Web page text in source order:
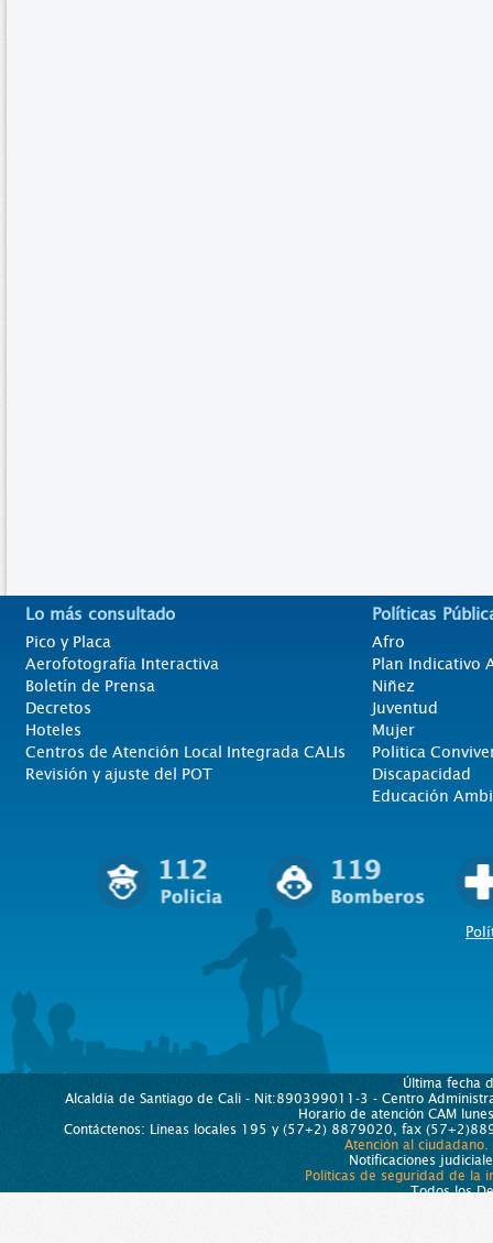
Lo más consultado
Pico y Placa
Aerofotografía Interactiva
Boletín de Prensa
Decretos
Hoteles
Centros de Atención Local Integrada CALIs
Revisión y ajuste del POT
Políticas
Afro
Plan Indicativo
Niñez
Juventud
Mujer
Politica
Discapacidad
Educación
Última fecha
Alcaldía de Santiago de Cali - Nit:890399011-3 - Centro
Horario de atención CAM
Contáctenos: Líneas locales 195 y (57+2) 8879020, fax
Atención al ciudadano.
Notificaciones
Políticas de seguridad de la
Todos los